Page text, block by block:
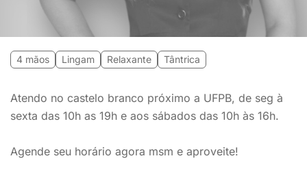
4 mãos Lingam Relaxante Tântrica
Atendo no castelo branco próximo a UFPB, de seg à
sexta das 10h as 19h e aos sábados das 10h às 16h.
Agende seu horário agora msm e aproveite!